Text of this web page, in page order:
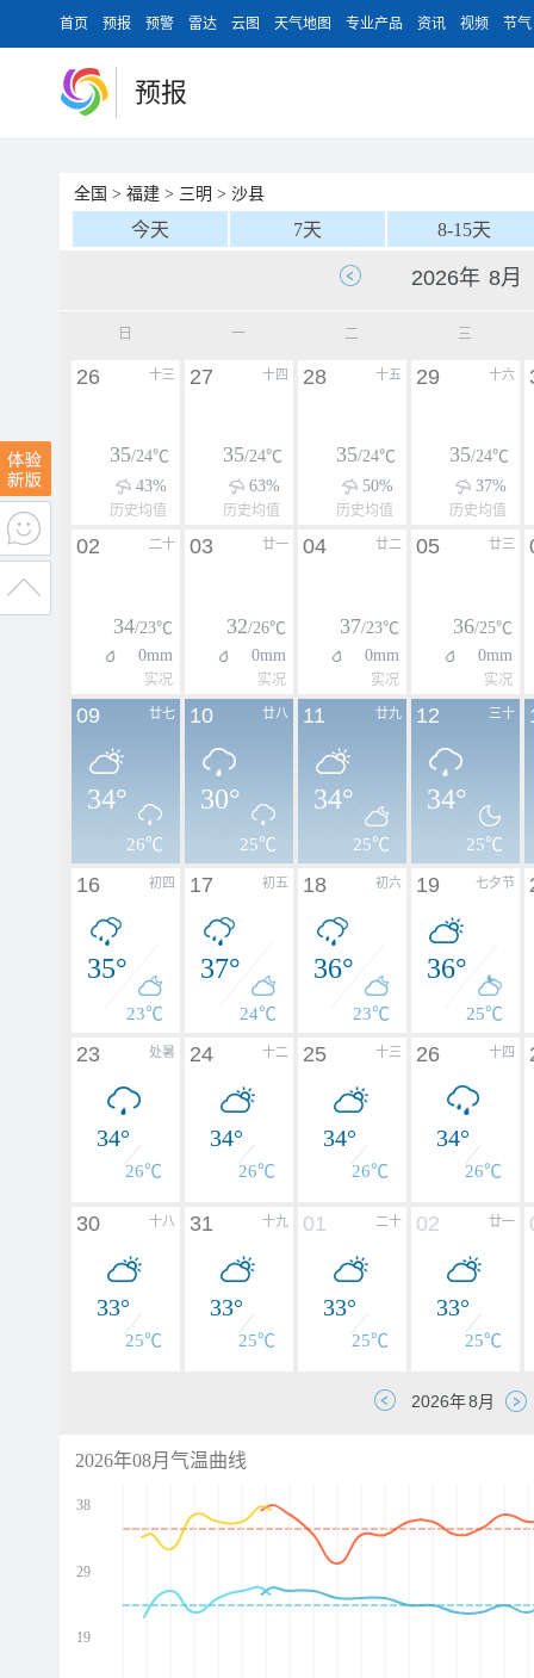
首页 预报 预警 雷达 云图 天气地图 专业产品 资讯 视频 节气
预报
全国 > 福建 > 三明 > 沙县
今天 7天 8-15天
日 一 二 三
十三
26
35/24℃
43%
历史均值
十四
27
35/24℃
63%
历史均值
十五
28
35/24℃
50%
历史均值
十六
29
35/24℃
37%
历史均值
二十
02
34/23℃
0mm
实况
廿一
03
32/26℃
0mm
实况
廿二
04
37/23℃
0mm
实况
廿三
05
36/25℃
0mm
实况
廿七
09
34°
26℃
廿八
10
30°
25℃
廿九
11
34°
25℃
三十
12
34°
25℃
初四
16
35°
23℃
初五
17
37°
24℃
初六
18
36°
23℃
七夕节
19
36°
25℃
处暑
23
34°
26℃
十二
24
34°
26℃
十三
25
34°
26℃
十四
26
34°
26℃
十八
30
33°
25℃
十九
31
33°
25℃
二十
01
33°
25℃
廿一
02
33°
25℃
2026年08月气温曲线
38
29
19